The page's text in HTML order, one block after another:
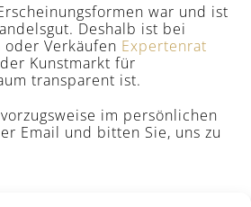
war und ist
Deshalb ist bei
oder Verkäufen Expertenrat
Kunstmarkt für
transparent ist.
im persönlichen
Email und bitten Sie, uns zu